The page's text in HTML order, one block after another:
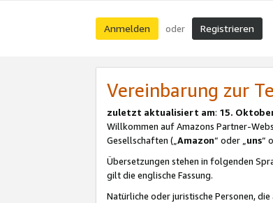
Anmelden oder Registrieren
Vereinbarung zur
zuletzt aktualisiert am: 15.
Willkommen auf Amazons Partner-
Gesellschaften („Amazon“ oder „uns“
Übersetzungen stehen in folgenden
gilt die englische Fassung.
Natürliche oder juristische Personen,